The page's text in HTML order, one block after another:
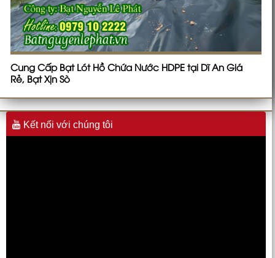
Cung Cấp Bạt Lót Hồ Chứa Nước HDPE tại Dĩ An Giá
Rẻ, Bạt Xịn Sò
Kết nối với chúng tôi